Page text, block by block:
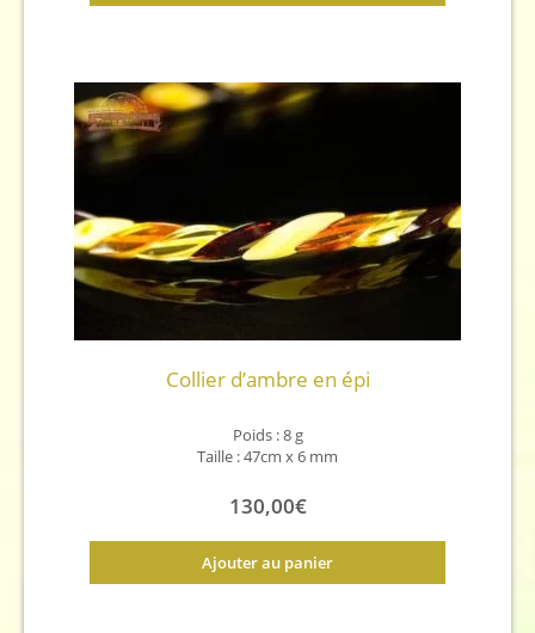
Collier d’ambre en épi
Poids : 8 g
Taille : 47cm x 6 mm
130,00€
Ajouter au panier